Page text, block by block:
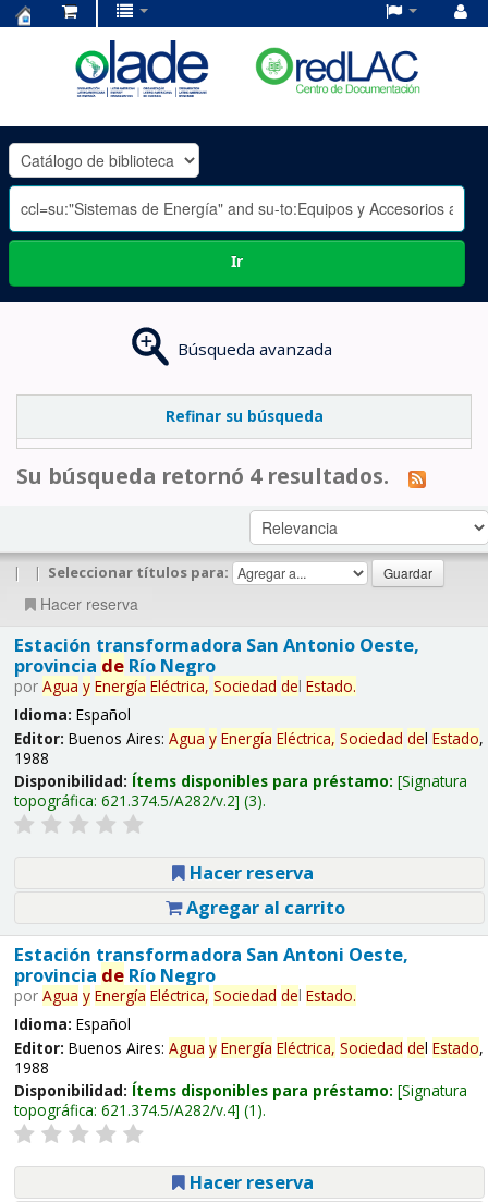
OLADE
-
Ir
Búsqueda avanzada
Refinar su búsqueda
Su búsqueda retornó 4 resultados.
| | Seleccionar títulos para:
Hacer reserva
Estación transformadora San Antonio Oeste,
provincia deRío Negro
por Agua y Energía Eléctrica, Sociedad del Estado.
Idioma: Español
Editor: Buenos Aires: Agua y Energía Eléctrica, Sociedad del Estado,
1988
Disponibilidad: Ítems disponibles para préstamo: Signatura
topográfica: 621.374.5/A282/v.2 (3).
Hacer reserva
Agregar al carrito
Estación transformadora San Antoni Oeste,
provincia deRío Negro
por Agua y Energía Eléctrica, Sociedad del Estado.
Idioma: Español
Editor: Buenos Aires: Agua y Energía Eléctrica, Sociedad del Estado,
1988
Disponibilidad: Ítems disponibles para préstamo: Signatura
topográfica: 621.374.5/A282/v.4 (1).
Hacer reserva